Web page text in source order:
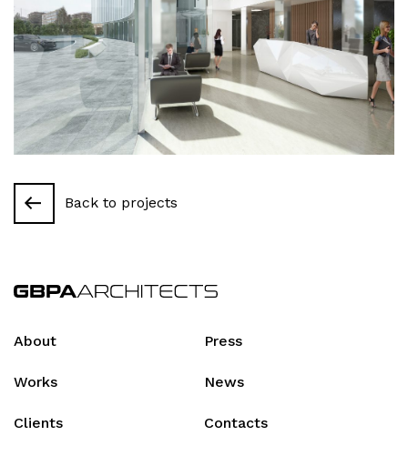
Back to projects
About
Works
Clients
Press
News
Contacts